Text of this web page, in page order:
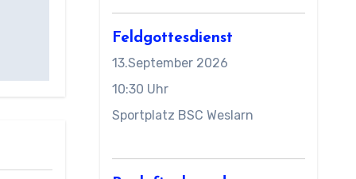
Feldgottesdienst
13.September 2026
10:30 Uhr
Sportplatz BSC Weslarn